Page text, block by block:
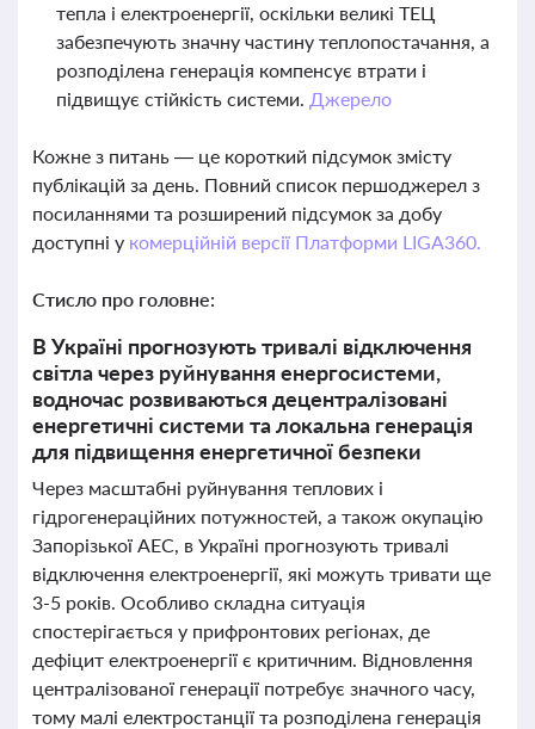
тепла і електроенергії, оскільки великі ТЕЦ
забезпечують значну частину теплопостачання, а
розподілена генерація компенсує втрати і
підвищує стійкість системи. Джерело
Кожне з питань — це короткий підсумок змісту
публікацій за день. Повний список першоджерел з
посиланнями та розширений підсумок за добу
доступні у комерційній версії Платформи LIGA360.
Стисло про головне:
В Україні прогнозують тривалі відключення
світла через руйнування енергосистеми,
водночас розвиваються децентралізовані
енергетичні системи та локальна генерація
для підвищення енергетичної безпеки
Через масштабні руйнування теплових і
гідрогенераційних потужностей, а також окупацію
Запорізької АЕС, в Україні прогнозують тривалі
відключення електроенергії, які можуть тривати ще
3-5 років. Особливо складна ситуація
спостерігається у прифронтових регіонах, де
дефіцит електроенергії є критичним. Відновлення
централізованої генерації потребує значного часу,
тому малі електростанції та розподілена генерація